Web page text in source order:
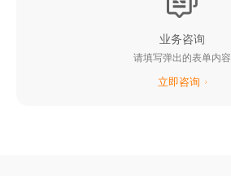
业务咨询
请填写弹出的表单内容
立即咨询
阳光电动力业务网站
阳光云平台
阳光乐充平台